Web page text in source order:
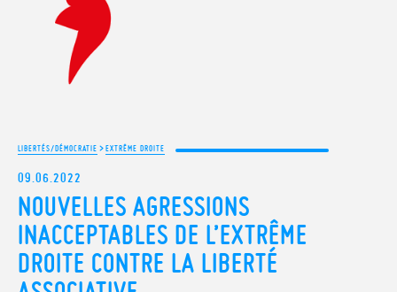
LIBERTÉS/DÉMOCRATIE >EXTRÊME DROITE
09.06.2022
NOUVELLES AGRESSIONS
INACCEPTABLES DE L’EXTRÊME
DROITE CONTRE LA LIBERTÉ